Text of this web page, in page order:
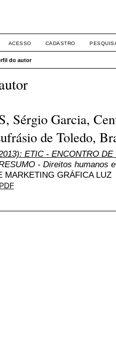
ACESSO CADASTRO
do autor
Sérgio Garcia,
de Toledo,
ETIC - ENCONTRO
- Direitos humanos
MARKETING GRÁFICA LUZ
PDF